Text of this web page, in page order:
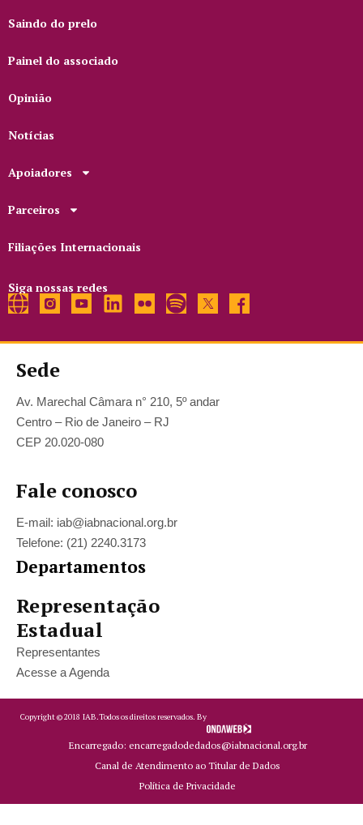
Saindo do prelo
Painel do associado
Opinião
Notícias
Apoiadores
Parceiros
Filiações Internacionais
Siga nossas redes
Sede
Av. Marechal Câmara n° 210, 5º andar
Centro – Rio de Janeiro – RJ
CEP 20.020-080
Fale conosco
E-mail: iab@iabnacional.org.br
Telefone: (21) 2240.3173
Departamentos
Representação
Estadual
Representantes
Acesse a Agenda
Copyright ©2018 IAB.Todos os direitos reservados. By
Encarregado: encarregadodedados@iabnacional.org.br
Canal de Atendimento ao Titular de Dados
Política de Privacidade